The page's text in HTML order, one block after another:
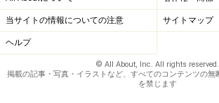
当サイトの情報についての注意 サイトマップ
ヘルプ
© All About, Inc. All rights reserved.
掲載の記事・写真・イラストなど、すべてのコンテンツの無
を禁じます